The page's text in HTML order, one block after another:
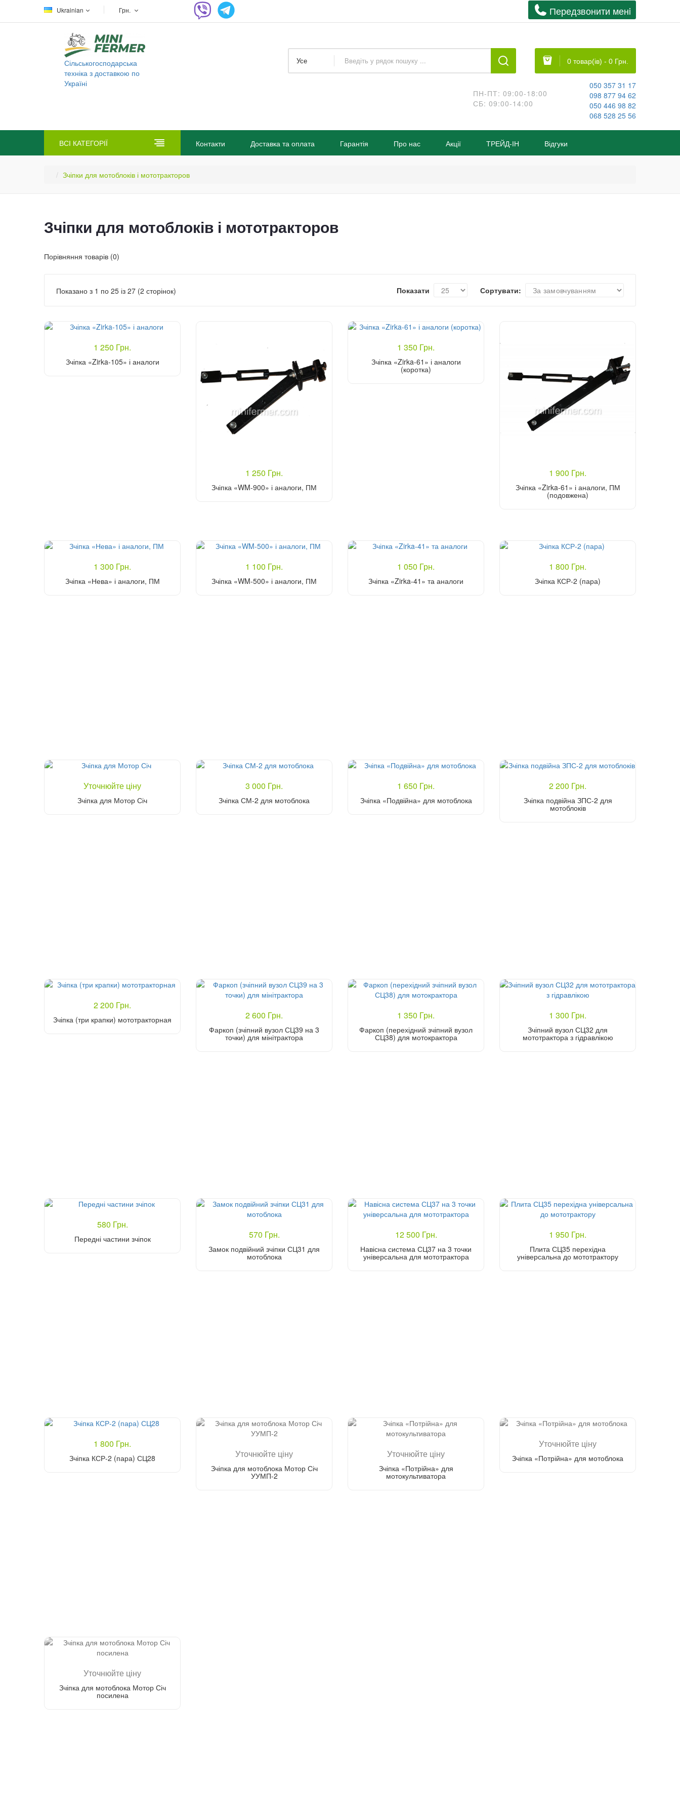
Ukrainian Грн. Передзвонити менi
Сільськогосподарська
техніка з доставкою по
Україні
0 товар(ів) - 0 Грн.
Усе
ПН-ПТ: 09:00-18:00
СБ: 09:00-14:00
050 357 31 17
098 877 94 62
050 446 98 82
068 528 25 56
ВСІ КАТЕГОРІЇ Контакти Доставка та оплата Гарантія Про нас Акції ТРЕЙД-IН Відгуки
Зчіпки для мотоблоків і мототракторов
Зчіпки для мотоблоків і мототракторов
Порівняння товарів (0)
Показано з 1 по 25 із 27 (2 сторінок) Сортувати:
Показати
1 250 Грн.
Зчіпка «Zirka-105» і аналоги
1 250 Грн.
Зчіпка «WM-900» і аналоги, ПМ
1 350 Грн.
Зчіпка «Zirka-61» і аналоги
(коротка)
1 900 Грн.
Зчіпка «Zirka-61» і аналоги, ПМ
(подовжена)
1 300 Грн.
Зчіпка «Нева» і аналоги, ПМ
1 100 Грн.
Зчіпка «WM-500» і аналоги, ПМ
1 050 Грн.
Зчіпка «Zirka-41» та аналоги
1 800 Грн.
Зчіпка КСР-2 (пара)
Уточнюйте ціну
Зчіпка для Мотор Січ
3 000 Грн.
Зчіпка СМ-2 для мотоблока
1 650 Грн.
Зчіпка «Подвійна» для мотоблока
2 200 Грн.
Зчіпка подвійна ЗПС-2 для
мотоблоків
2 200 Грн.
Зчіпка (три крапки) мототракторная
2 600 Грн.
Фаркоп (зчіпний вузол СЦ39 на 3
точки) для мінітрактора
1 350 Грн.
Фаркоп (перехідний зчіпний вузол
СЦ38) для мотокрактора
1 300 Грн.
Зчіпний вузол СЦ32 для
мототрактора з гідравлікою
580 Грн.
Передні частини зчіпок
570 Грн.
Замок подвійний зчіпки СЦ31 для
мотоблока
12 500 Грн.
Навісна система СЦ37 на 3 точки
універсальна для мототрактора
1 950 Грн.
Плита СЦ35 перехідна
універсальна до мототрактору
1 800 Грн.
Зчіпка КСР-2 (пара) СЦ28
Уточнюйте ціну
Зчіпка для мотоблока Мотор Січ
УУМП-2
Уточнюйте ціну
Зчіпка «Потрійна» для
мотокультиватора
Уточнюйте ціну
Зчіпка «Потрійна» для мотоблока
Уточнюйте ціну
Зчіпка для мотоблока Мотор Січ
посилена